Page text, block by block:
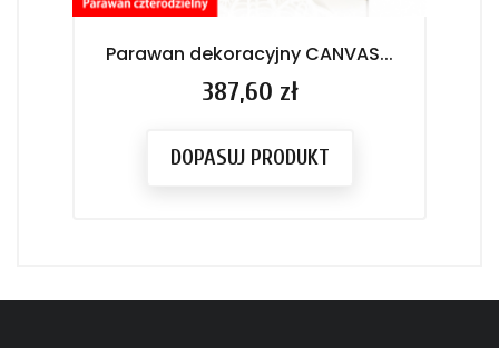
Parawan dekoracyjny CANVAS...
Cena
387,60 zł
DOPASUJ PRODUKT